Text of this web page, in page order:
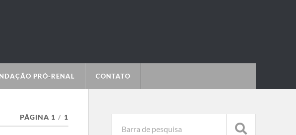
PRÓ-RENAL CONTATO
PÁGINA 1 / 1